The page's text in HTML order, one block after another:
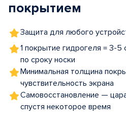
покрытием
Защита для любого
1 покрытие гидрогеля = 3-5
по сроку носки
Минимальная толщина
чувствительность экрана
Самовосстановление —
спустя некоторое время